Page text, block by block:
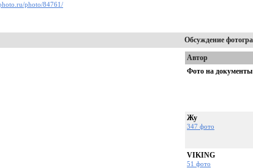
photo/84761/
Обсуждение
Автор
Фото на документы
Жу
347 фото
VIKING
51 фото